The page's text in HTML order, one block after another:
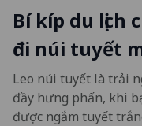
Bí kíp du lịch
đi núi tuyết
Leo núi tuyết là trải
đầy hưng phấn, khi
được ngắm tuyết